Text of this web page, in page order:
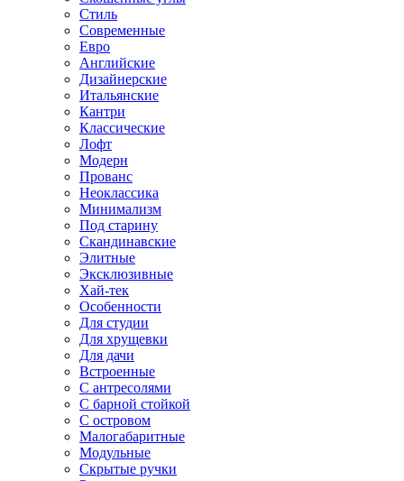
Стиль
Современные
Евро
Английские
Дизайнерские
Итальянские
Кантри
Классические
Лофт
Модерн
Прованс
Неоклассика
Минимализм
Под старину
Скандинавские
Элитные
Эксклюзивные
Хай-тек
Особенности
Для студии
Для хрущевки
Для дачи
Встроенные
С антресолями
С барной стойкой
С островом
Малогабаритные
Модульные
Скрытые ручки